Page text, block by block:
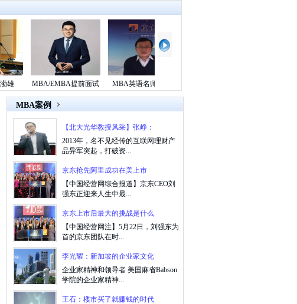
MBA/EMBA提前面试
MBA英语名师-邵宁
MBA案例
【北大光华教授风采】张峥：
2013年，名不见经传的互联网理财产
品异军突起，打破资...
京东抢先阿里成功在美上市
【中国经营网综合报道】京东CEO刘
强东正迎来人生中最...
京东上市后最大的挑战是什么
【中国经营网注】5月22日，刘强东为
首的京东团队在时...
李光耀：新加坡的企业家文化
企业家精神和领导者 美国麻省Babson
学院的企业家精神...
王石：楼市买了就赚钱的时代